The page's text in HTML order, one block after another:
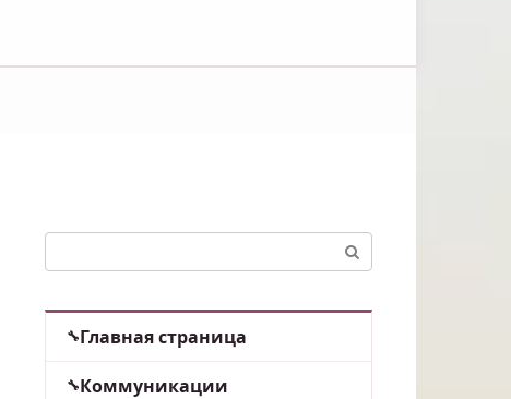
Главная страница
Коммуникации